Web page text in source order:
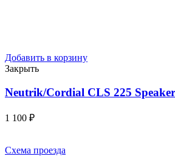
Добавить в корзину
Закрыть
Neutrik/Cordial CLS 225
1 100 ₽
Схема проезда